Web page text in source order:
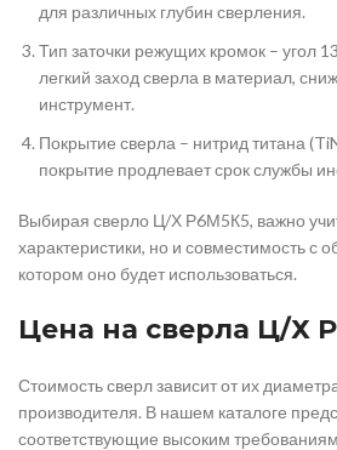
для различных глубин сверления.
Тип заточки режущих кромок – угол
легкий заход сверла в материал,
инструмент.
Покрытие сверла – нитрид титана
покрытие продлевает срок службы
Выбирая сверло Ц/Х Р6М5К5, важно
характеристики, но и совместимость с
котором оно будет использоваться.
Цена на сверла Ц/Х
Стоимость сверл зависит от их
производителя. В нашем каталоге
соответствующие высоким требованиям